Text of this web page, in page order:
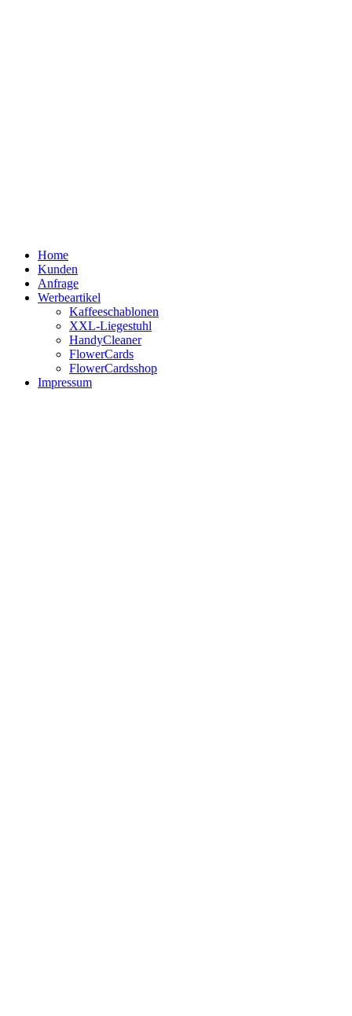
Home
Kunden
Anfrage
Werbeartikel
Kaffeeschablonen
XXL-Liegestuhl
HandyCleaner
FlowerCards
FlowerCardsshop
Impressum